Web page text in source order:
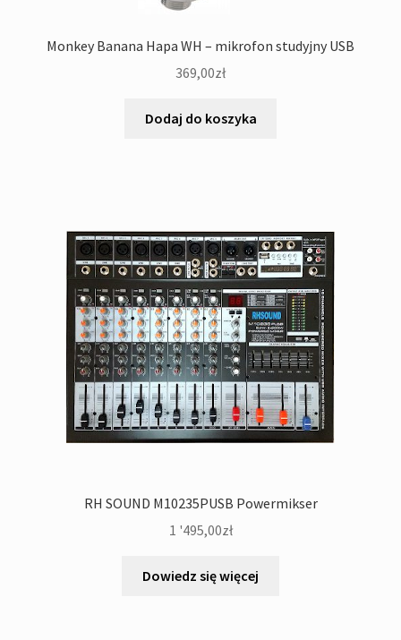
Monkey Banana Hapa WH – mikrofon studyjny USB
369,00zł
Dodaj do koszyka
RH SOUND M10235PUSB Powermikser
1 '495,00zł
Dowiedz się więcej